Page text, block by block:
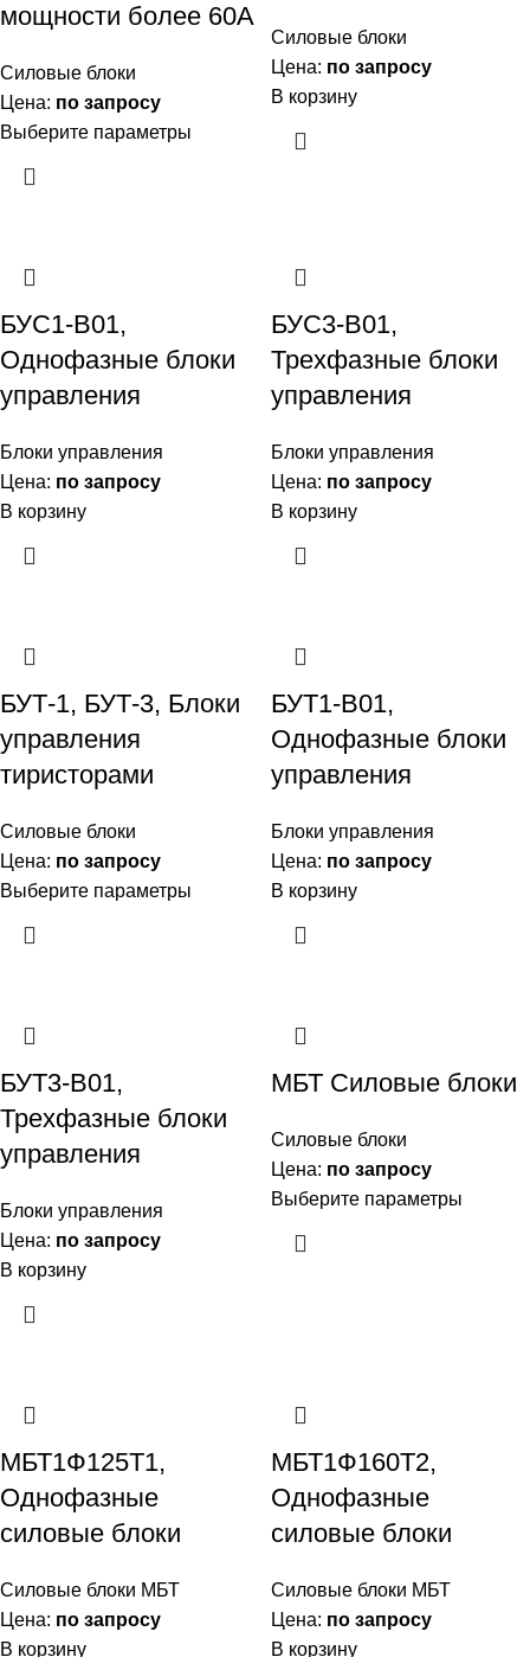
мощности более 60А
Силовые блоки
Цена: по запросу
Выберите параметры
Силовые блоки
Цена: по запросу
В корзину
БУС1-В01,
Однофазные блоки
управления
Блоки управления
Цена: по запросу
В корзину
БУС3-В01,
Трехфазные блоки
управления
Блоки управления
Цена: по запросу
В корзину
БУТ-1, БУТ-3, Блоки
управления
тиристорами
Силовые блоки
Цена: по запросу
Выберите параметры
БУТ1-В01,
Однофазные блоки
управления
Блоки управления
Цена: по запросу
В корзину
БУТ3-В01,
Трехфазные блоки
управления
Блоки управления
Цена: по запросу
В корзину
МБТ Силовые блоки
Силовые блоки
Цена: по запросу
Выберите параметры
МБТ1Ф125Т1,
Однофазные
силовые блоки
Силовые блоки МБТ
Цена: по запросу
В корзину
МБТ1Ф160Т2,
Однофазные
силовые блоки
Силовые блоки МБТ
Цена: по запросу
В корзину